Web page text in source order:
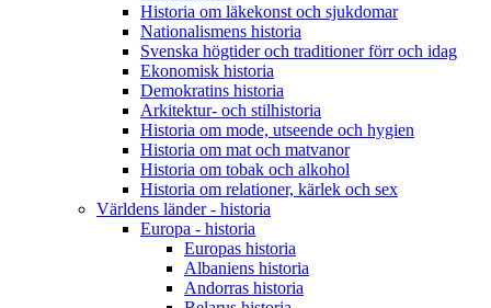
Historia om läkekonst och sjukdomar
Nationalismens historia
Svenska högtider och traditioner förr och idag
Ekonomisk historia
Demokratins historia
Arkitektur- och stilhistoria
Historia om mode, utseende och hygien
Historia om mat och matvanor
Historia om tobak och alkohol
Historia om relationer, kärlek och sex
Världens länder - historia
Europa - historia
Europas historia
Albaniens historia
Andorras historia